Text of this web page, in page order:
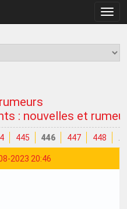
la
: nouvelles et
445 446 447 448
2023 20:46